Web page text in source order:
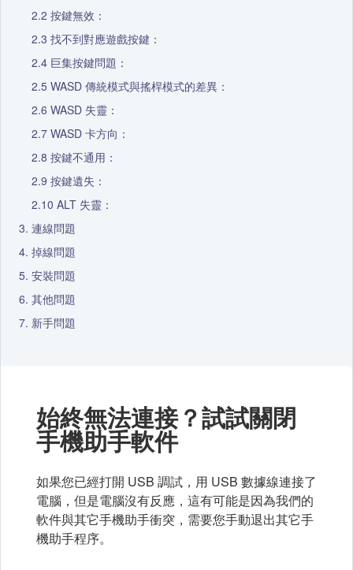
按鍵無效：
找不到對應遊戲按鍵：
巨集按鍵問題：
WASD 傳統模式與搖桿模式的差異：
WASD 失靈：
WASD 卡方向：
按鍵不通用：
按鍵遺失：
ALT 失靈：
連線問題
掉線問題
安裝問題
其他問題
新手問題
始終無法連接？試試關閉
手機助手軟件
如果您已經打開 USB 調試，用 USB 數據線連接了
電腦，但是電腦沒有反應，這有可能是因為我們的
軟件與其它手機助手衝突，需要您手動退出其它手
機助手程序。